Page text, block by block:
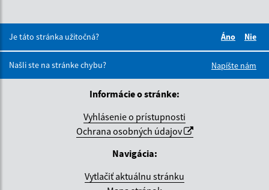
Je táto stránka užitočná?
Áno
Nie
Našli ste na stránke chybu?
Napíšte nám
Informácie o stránke:
Vyhlásenie o prístupnosti
Ochrana osobných údajov
Navigácia:
Vytlačiť aktuálnu stránku